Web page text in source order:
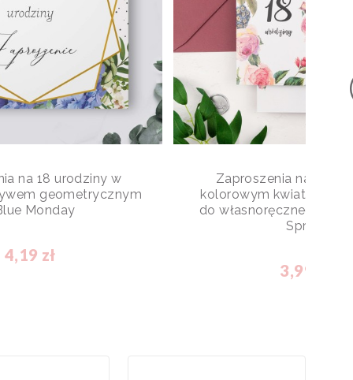
na 18 urodziny w
geometrycznym
Monday
4,19 zł
Zaproszenia na 18
kolorowym kwiatowym
do własnoręcznego
Spring
3,99 zł